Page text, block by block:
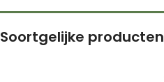
Soortgelijke producten